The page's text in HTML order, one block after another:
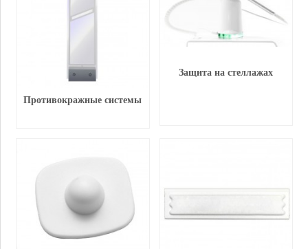
Противокражные системы
Защита на стеллажах